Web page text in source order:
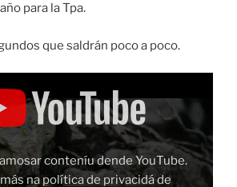
para la Tpa.
que saldrán poco a poco.
conteníu dende YouTube.
napolítica de privacidá de